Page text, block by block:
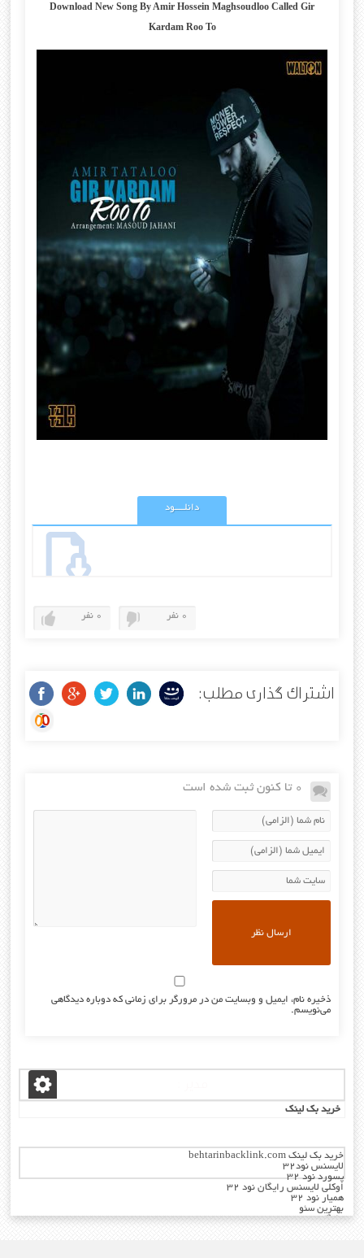
Download New Song By Amir Hossein Maghsoudloo Called Gir
Kardam Roo To
دانلــــود
0 نفر 0 نفر
اشتراک گذاری مطلب:
0 تا کنون ثبت شده است
ذخیره نام، ایمیل و وبسایت من در مرورگر برای زمانی که دوباره دیدگاهی
می‌نویسم.
خرید بک لینک
خرید بک لینک behtarinbacklink.com
لایسنس نود32
پسورد نود 32
اوکلی لایسنس رایگان نود 32
همیار نود 32
بهترین سئو
رایگان